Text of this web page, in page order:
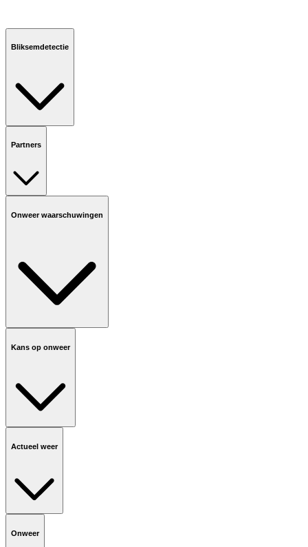
Bliksemdetectie
Partners
Onweer waarschuwingen
Kans op onweer
Actueel weer
Onweer